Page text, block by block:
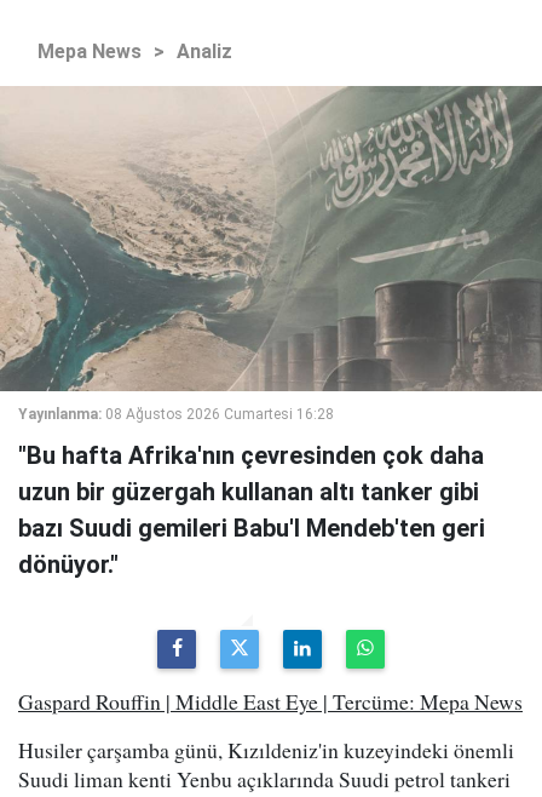
Mepa News > Analiz
Yayınlanma: 08 Ağustos 2026 Cumartesi 16:28
"Bu hafta Afrika'nın çevresinden çok daha
uzun bir güzergah kullanan altı tanker gibi
bazı Suudi gemileri Babu'l Mendeb'ten geri
dönüyor."
Gaspard Rouffin | Middle East Eye | Tercüme: Mepa News
Husiler çarşamba günü, Kızıldeniz'in kuzeyindeki önemli
Suudi liman kenti Yenbu açıklarında Suudi petrol tankeri